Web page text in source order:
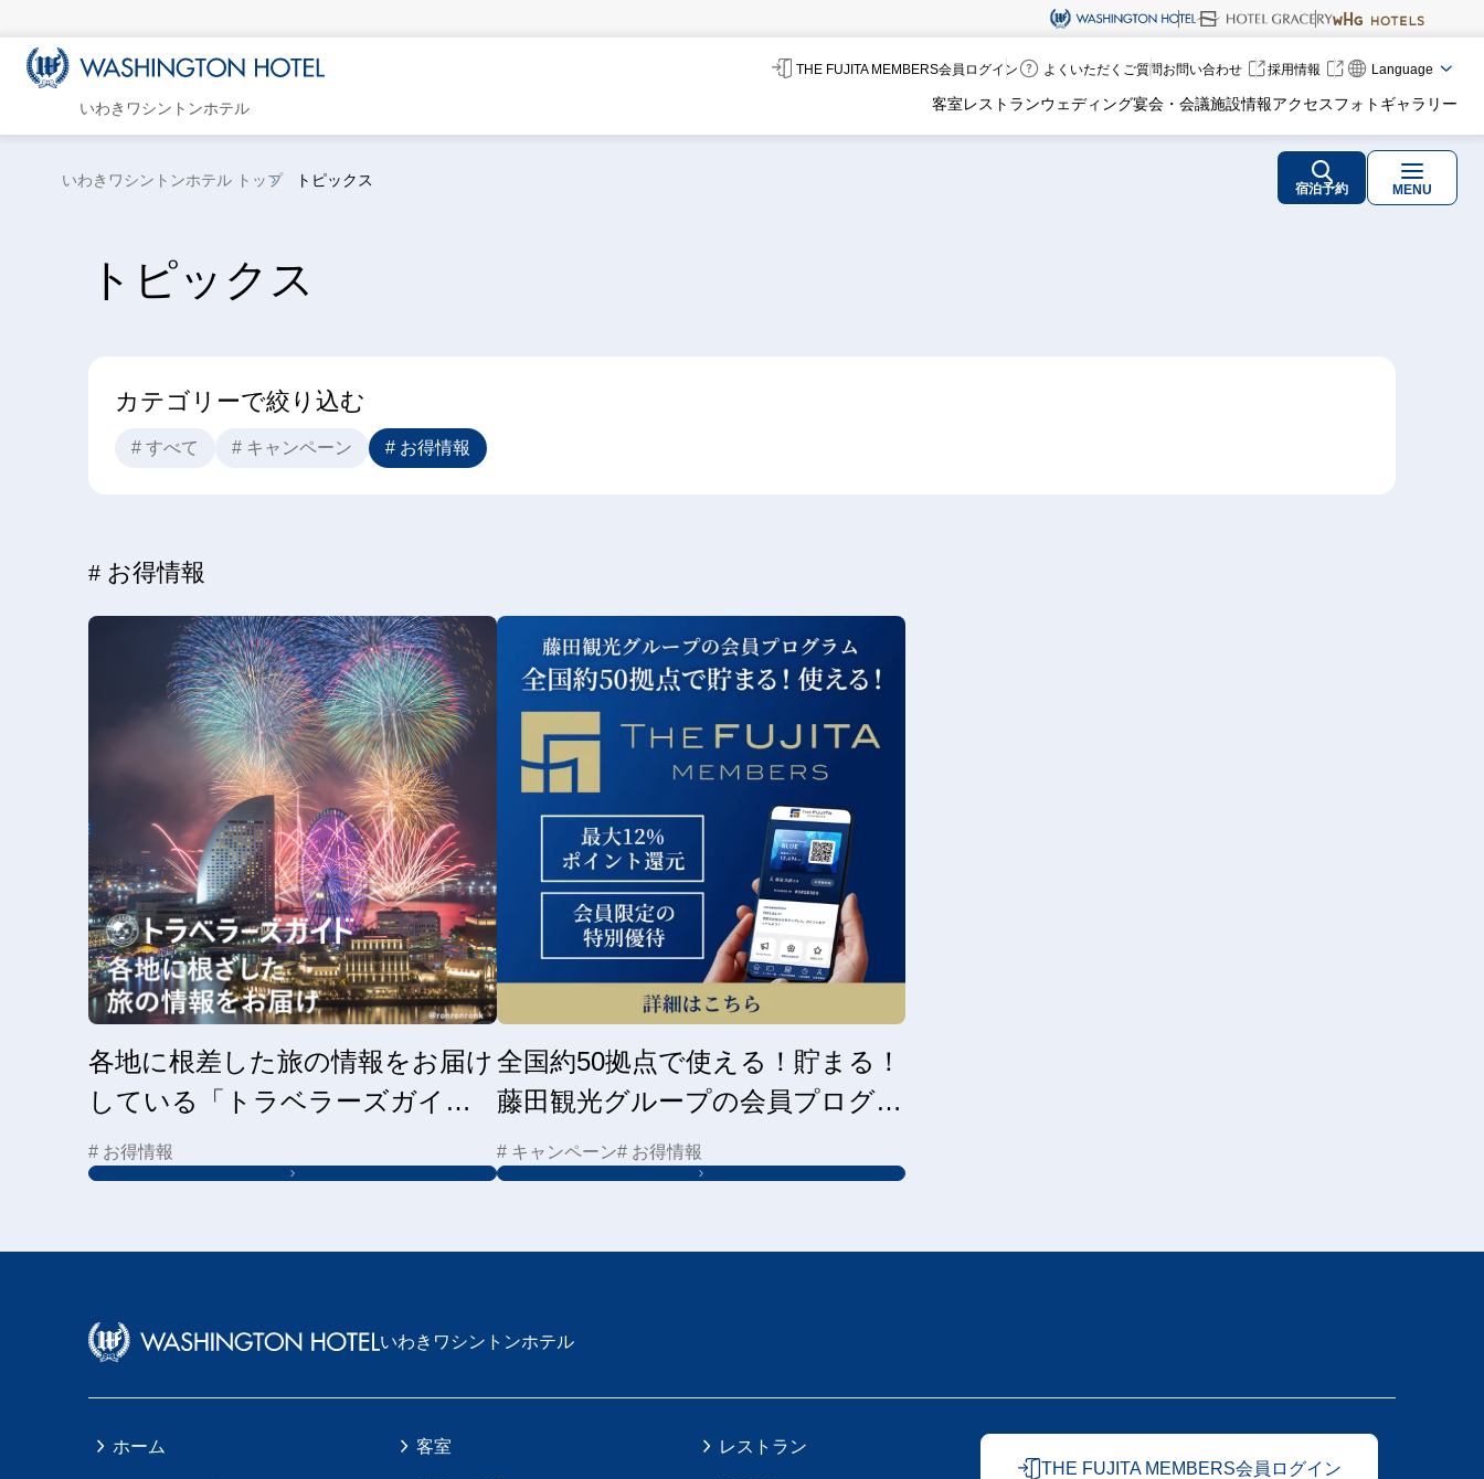
THE FUJITA MEMBERS会員ログイン よくいただくご質問お問い合わせ 採用情報 Language
いわきワシントンホテル 客室レストランウェディング宴会・会議施設情報アクセスフォトギャラリー
宿泊予約 MENU
いわきワシントンホテル トップ トピックス
トピックス
カテゴリーで絞り込む
# すべて # キャンペーン # お得情報
# お得情報
各地に根差した旅の情報をお届け
している「トラベラーズガイ
ド」はこちらから
# お得情報
全国約50拠点で使える！貯まる！
藤田観光グループの会員プログラ
ムはこちら
# キャンペーン# お得情報
いわきワシントンホテル
ホーム 客室 レストラン
THE FUJITA MEMBERS会員ログイン